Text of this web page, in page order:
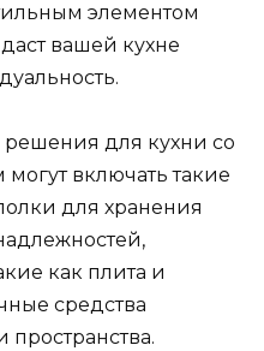
элементом
вашей кухне
для кухни со
включать такие
для хранения
как плита и
средства